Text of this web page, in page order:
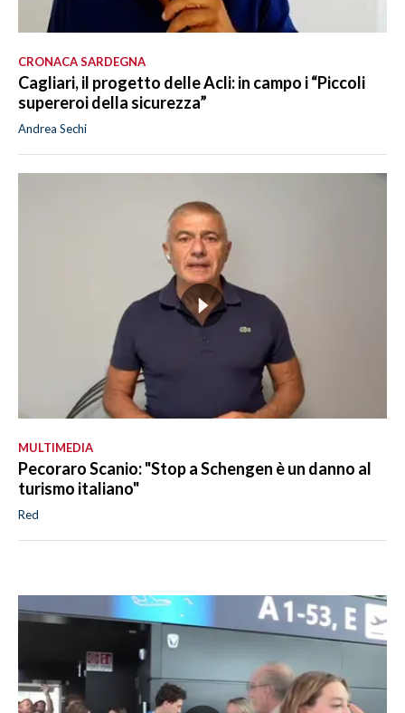
CRONACA SARDEGNA
Cagliari, il progetto delle Acli: in campo i “Piccoli
supereroi della sicurezza”
Andrea Sechi
MULTIMEDIA
Pecoraro Scanio: "Stop a Schengen è un danno al
turismo italiano"
Red